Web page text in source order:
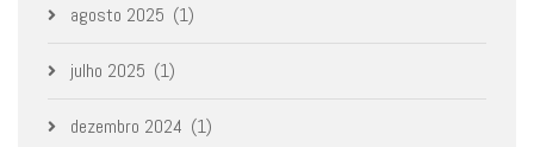
agosto 2025 (1)
julho 2025 (1)
dezembro 2024 (1)